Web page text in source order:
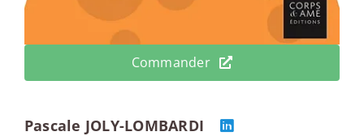
Commander
Pascale JOLY-LOMBARDI